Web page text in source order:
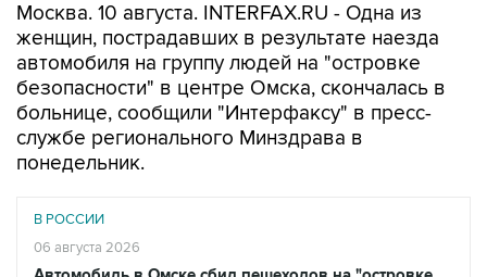
Москва. 10 августа. INTERFAX.RU - Одна из
женщин, пострадавших в результате наезда
автомобиля на группу людей на "островке
безопасности" в центре Омска, скончалась в
больнице, сообщили "Интерфаксу" в пресс-
службе регионального Минздрава в
понедельник.
В РОССИИ
06 августа 2026